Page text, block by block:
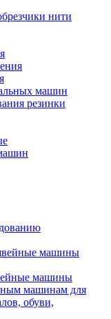
нити
машин
резинки
машины
машины
машинам для
обуви,